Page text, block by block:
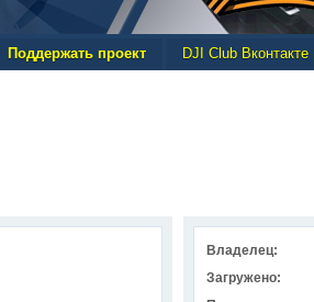
DJI Club Вконтакте
Поддержать проект
Владелец:
Загружено: